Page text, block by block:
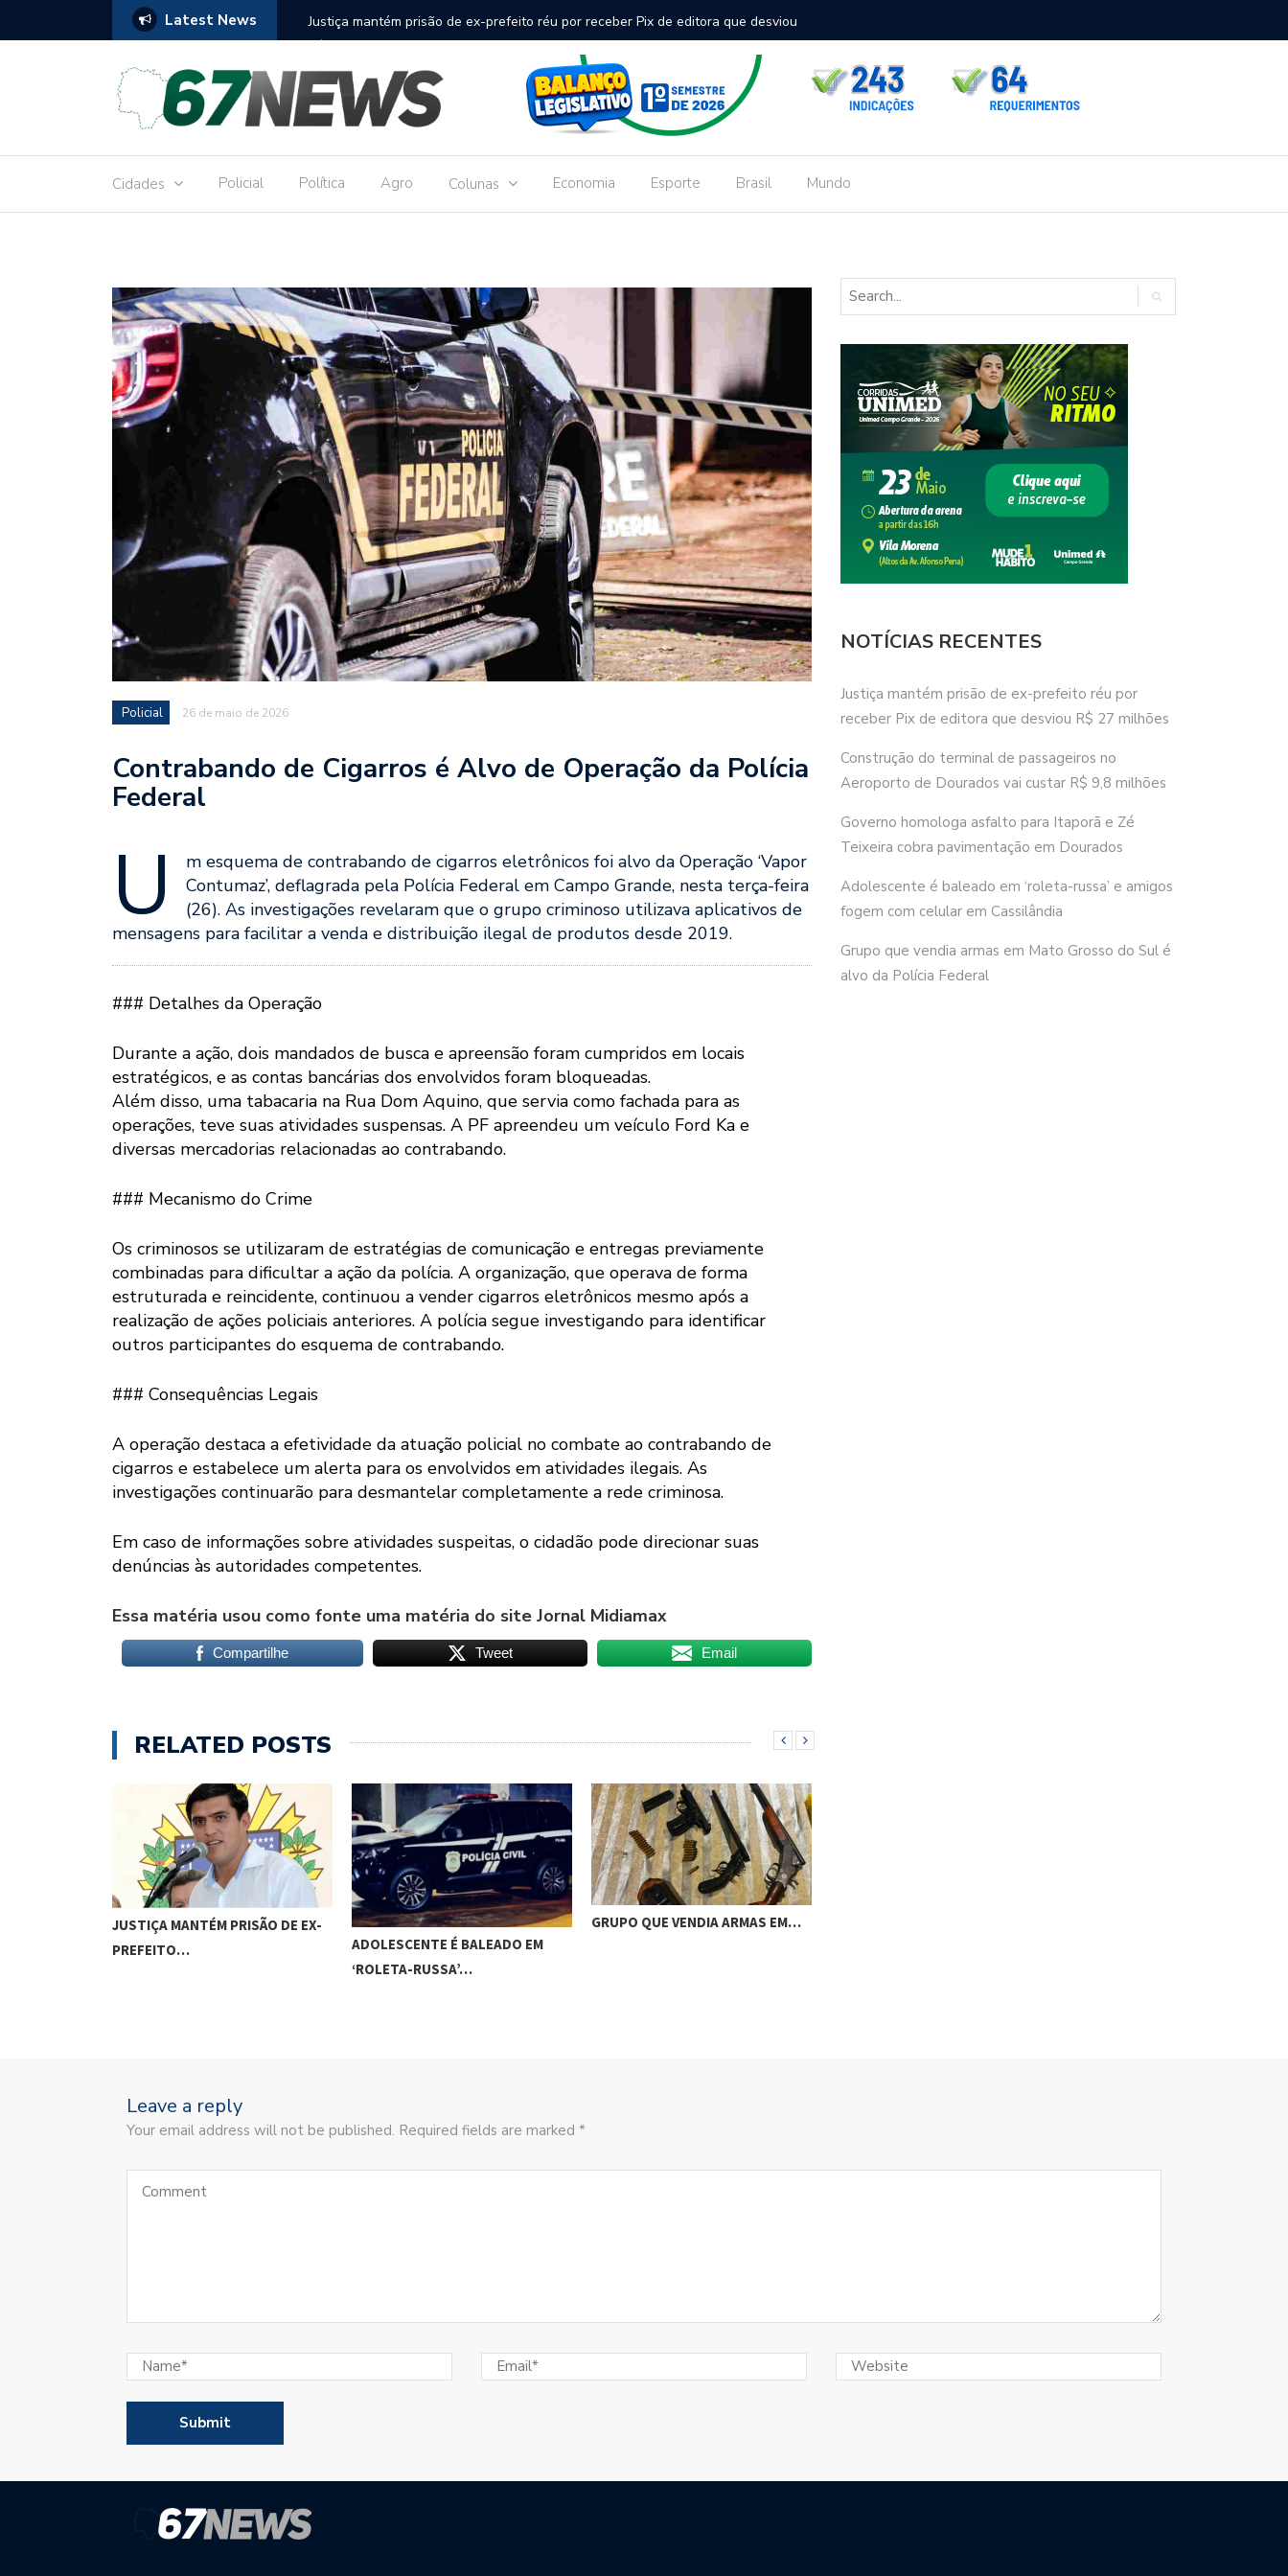
Latest News
réu por receber Pix de editora que desviou
Construção do terminal de passageiros no Aeroporto de Dourados vai custar R$
9,8 milhões
Dourados
Cidades Policial Política Agro Colunas Economia Esporte Brasil Mundo
Policial 26 de maio de 2026
Contrabando de Cigarros é Alvo de Operação da Polícia
Federal
U
m esquema de contrabando de cigarros eletrônicos foi alvo da Operação ‘Vapor
Contumaz’, deflagrada pela Polícia Federal em Campo Grande, nesta terça-feira
(26). As investigações revelaram que o grupo criminoso utilizava aplicativos de
mensagens para facilitar a venda e distribuição ilegal de produtos desde 2019.
### Detalhes da Operação
Durante a ação, dois mandados de busca e apreensão foram cumpridos em locais
estratégicos, e as contas bancárias dos envolvidos foram bloqueadas.
Além disso, uma tabacaria na Rua Dom Aquino, que servia como fachada para as
operações, teve suas atividades suspensas. A PF apreendeu um veículo Ford Ka e
diversas mercadorias relacionadas ao contrabando.
### Mecanismo do Crime
Os criminosos se utilizaram de estratégias de comunicação e entregas previamente
combinadas para dificultar a ação da polícia. A organização, que operava de forma
estruturada e reincidente, continuou a vender cigarros eletrônicos mesmo após a
realização de ações policiais anteriores. A polícia segue investigando para identificar
outros participantes do esquema de contrabando.
### Consequências Legais
A operação destaca a efetividade da atuação policial no combate ao contrabando de
cigarros e estabelece um alerta para os envolvidos em atividades ilegais. As
investigações continuarão para desmantelar completamente a rede criminosa.
Em caso de informações sobre atividades suspeitas, o cidadão pode direcionar suas
denúncias às autoridades competentes.
Essa matéria usou como fonte uma matéria do site Jornal Midiamax
Compartilhe Tweet Email
RELATED POSTS
JUSTIÇA MANTÉM PRISÃO DE EX-
PREFEITO…
ADOLESCENTE É BALEADO EM
‘ROLETA-RUSSA’…
GRUPO QUE VENDIA ARMAS EM…
NOTÍCIAS RECENTES
Justiça mantém prisão de ex-prefeito réu por
receber Pix de editora que desviou R$ 27 milhões
Construção do terminal de passageiros no
Aeroporto de Dourados vai custar R$ 9,8 milhões
Governo homologa asfalto para Itaporã e Zé
Teixeira cobra pavimentação em Dourados
Adolescente é baleado em ‘roleta-russa’ e amigos
fogem com celular em Cassilândia
Grupo que vendia armas em Mato Grosso do Sul é
alvo da Polícia Federal
Leave a reply
Your email address will not be published. Required fields are marked *